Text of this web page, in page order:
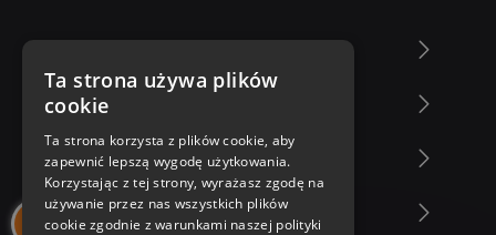
Zakupy u nas
Nasza oferta
Nasi autorzy
Ta strona używa plików
cookie
Ta strona korzysta z plików cookie, aby
zapewnić lepszą wygodę użytkowania.
Korzystając z tej strony, wyrażasz zgodę na
używanie przez nas wszystkich plików
cookie zgodnie z warunkami naszej polityki